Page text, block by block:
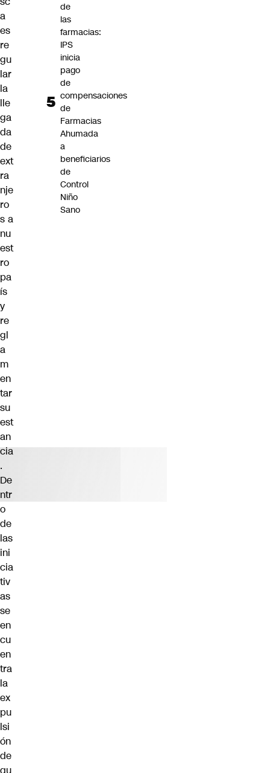
a
es
re
gu
lar
la
lle
ga
da
de
ext
ra
nje
ro
s a
nu
est
ro
pa
ís
y
re
gl
a
m
en
tar
su
est
an
cia
.
De
ntr
o
de
las
ini
cia
tiv
as
se
en
cu
en
tra
la
ex
pu
lsi
ón
de
qu
de
las
farmacias:
IPS
inicia
pago
de
compensaciones
de
Farmacias
Ahumada
a
beneficiarios
de
Control
Niño
Sano